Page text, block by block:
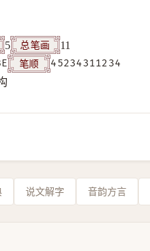
5 总笔画 11
笔顺 45234311234
说文解字 音韵方言